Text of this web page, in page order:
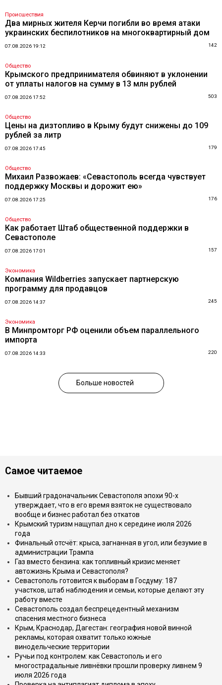
Происшествия
Два мирных жителя Керчи погибли во время атаки
украинских беспилотников на многоквартирный дом
07.08.2026 19:12 142
Общество
Крымского предпринимателя обвиняют в уклонении
от уплаты налогов на сумму в 13 млн рублей
07.08.2026 17:52 503
Общество
Цены на дизтопливо в Крыму будут снижены до 109
рублей за литр
07.08.2026 17:45 179
Общество
Михаил Развожаев: «Севастополь всегда чувствует
поддержку Москвы и дорожит ею»
07.08.2026 17:25 176
Общество
Как работает Штаб общественной поддержки в
Севастополе
07.08.2026 17:01 157
Экономика
Компания Wildberries запускает партнерскую
программу для продавцов
07.08.2026 14:37 245
Экономика
В Минпромторг РФ оценили объем параллельного
импорта
07.08.2026 14:33 220
Больше новостей
Самое читаемое
Бывший градоначальник Севастополя эпохи 90-х
утверждает, что в его время взяток не существовало
вообще и бизнес работал без откатов
Крымский туризм нащупал дно к середине июля 2026
года
Финальный отсчёт: крыса, загнанная в угол, или безумие в
администрации Трампа
Газ вместо бензина: как топливный кризис меняет
автожизнь Крыма и Севастополя?
Севастополь готовится к выборам в Госдуму: 187
участков, штаб наблюдения и семьи, которые делают эту
работу вместе
Севастополь создал беспрецедентный механизм
спасения местного бизнеса
Крым, Краснодар, Дагестан: география новой винной
рекламы, которая охватит только южные
винодельческие территории
Ручьи под контролем: как Севастополь и его
многострадальные ливнёвки прошли проверку ливнем 9
июля 2026 года